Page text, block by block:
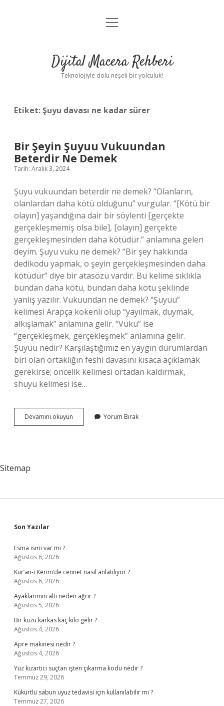
Anasayfa
Yasal Uyarı
menüyü
Dijital Macera Rehberi
Teknolojiyle dolu neşeli bir yolculuk!
Etiket:Şuyu davası ne kadar sürer
Bir Şeyin Şuyuu Vukuundan
Beterdir Ne Demek
Tarih: Aralık 3, 2024
Şuyu vukuundan beterdir ne demek? “Olanların,
olanlardan daha kötü olduğunu” vurgular. “[Kötü bir
olayın] yaşandığına dair bir söylenti [gerçekte
gerçekleşmemiş olsa bile], [olayın] gerçekte
gerçekleşmesinden daha kötüdür.” anlamına gelen
deyim. Şuyu vuku ne demek? “Bir şey hakkında
dedikodu yapmak, o şeyin gerçekleşmesinden daha
kötüdür” diye bir atasözü vardır. Bu kelime sıklıkla
bundan daha kötü, bundan daha kötü şeklinde
yanlış yazılır. Vukuundan ne demek? “Şüyuu”
kelimesi Arapça kökenli olup “yayılmak, duymak,
alkışlamak” anlamına gelir. “Vuku” ise
“gerçekleşmek, gerçekleşmek” anlamına gelir.
Şuyuu nedir? Karşılaştığımız en yaygın durumlardan
biri olan ortaklığın feshi davasını kısaca açıklamak
gerekirse; öncelik kelimesi ortadan kaldırmak,
shuyu kelimesi ise…
Devamını okuyun
Şeyin
Yorum Bırak
Sitemap
Sidebar
Son Yazılar
Esma ismi var mı ?
Ağustos 6, 2026
Kur’an-ı Kerim’de cennet nasıl anlatılıyor ?
Ağustos 6, 2026
Ayaklarımın altı neden ağrır ?
Ağustos 5, 2026
Bir kuzu karkas kaç kilo gelir ?
Ağustos 4, 2026
Apre makinesi nedir ?
Ağustos 4, 2026
Yüz kızartıcı suçtan işten çıkarma kodu nedir ?
Temmuz 29, 2026
Kükürtlü sabun uyuz tedavisi için kullanılabilir mi ?
Temmuz 27, 2026